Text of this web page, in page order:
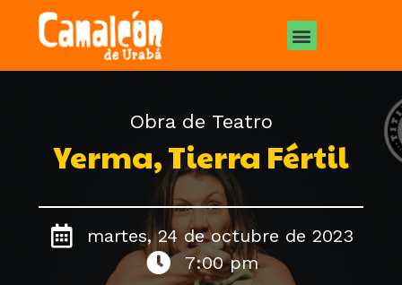
Obra de Teatro
Yerma, Tierra Fértil
martes, 24 de octubre de 2023
7:00 pm